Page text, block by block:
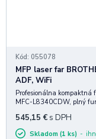
Kód: 055078
MFP laser far
ADF, WiFi
Profesionálna kompaktná
MFC-L8340CDW, plný
Zariadenie pracuje potichu,
545,15 € s DPH
Skladom (1 ks)